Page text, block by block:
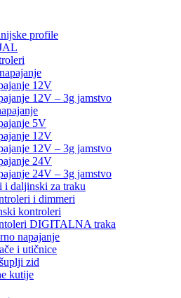
profile
12V
12V – 3g jamstvo
5V
12V
12V – 3g jamstvo
24V
24V – 3g jamstvo
i daljinski za traku
i dimmeri
kontroleri
DIGITALNA traka
napajanje
i utičnice
zid
kutije